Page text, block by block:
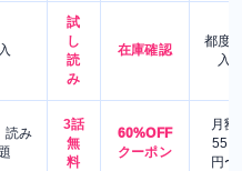
試
し
読
み
在庫確認
都度
入
読み
3話
無
料
60%OFF
クーポン
月額
550
円〜